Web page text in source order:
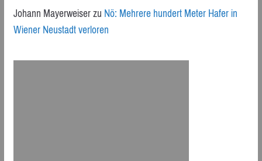
Johann MayerweiserzuNö: Mehrere hundert Meter Hafer in
Wiener Neustadt verloren